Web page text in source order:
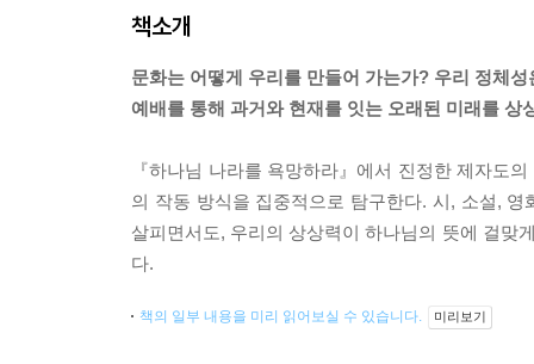
책소개
문화는 어떻게 우리를 만들어 가는가? 우리 정체
예배를 통해 과거와 현재를 잇는 오래된 미래를 상
『하나님 나라를 욕망하라』에서 진정한 제자도
의 작동 방식을 집중적으로 탐구한다. 시, 소설,
살피면서도, 우리의 상상력이 하나님의 뜻에 걸맞
다.
책의 일부 내용을 미리 읽어보실 수 있습니다. 미리보기